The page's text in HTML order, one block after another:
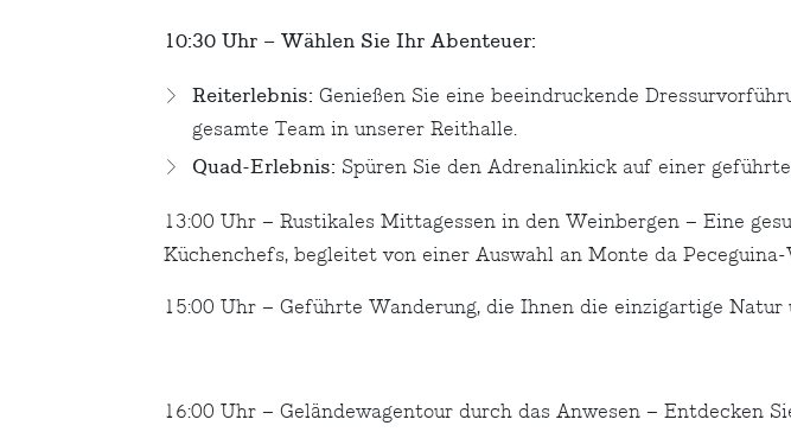
10:30 Uhr – Wählen Sie Ihr Abenteuer:
Reiterlebnis: Genießen Sie eine beeindruckende
gesamte Team in unserer Reithalle.
Quad-Erlebnis: Spüren Sie den Adrenalinkick auf einer
13:00 Uhr – Rustikales Mittagessen in den Weinbergen – Eine
Küchenchefs, begleitet von einer Auswahl an Monte da Peceguina-
15:00 Uhr – Geführte Wanderung, die Ihnen die einzigartige
16:00 Uhr – Geländewagentour durch das Anwesen – Entdecken